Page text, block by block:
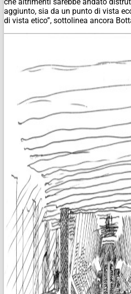
aggiunto, sia da un punto di vista
di vista etico”, sottolinea ancora